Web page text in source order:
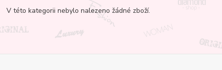
V této kategorii nebylo nalezeno žádné zboží.